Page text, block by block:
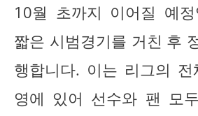
10월 초까지 이어질 예
짧은 시범경기를 거친 후
행합니다. 이는 리그의
영에 있어 선수와 팬 모